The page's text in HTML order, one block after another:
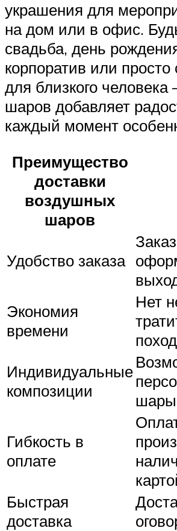
украшения для
на дом или в офис.
свадьба, день
корпоратив или
для близкого
шаров добавляет
каждый момент
Преимущество
доставки
воздушных
шаров
Удобство заказа
Экономия
времени
Нет
Индивидуальные
композиции
шары
Гибкость в
оплате
Быстрая
доставка